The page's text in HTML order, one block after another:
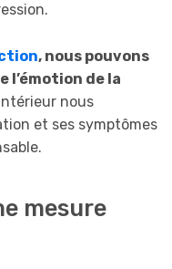
, nous pouvons
l’émotion de la
nous
et ses symptômes
mesure